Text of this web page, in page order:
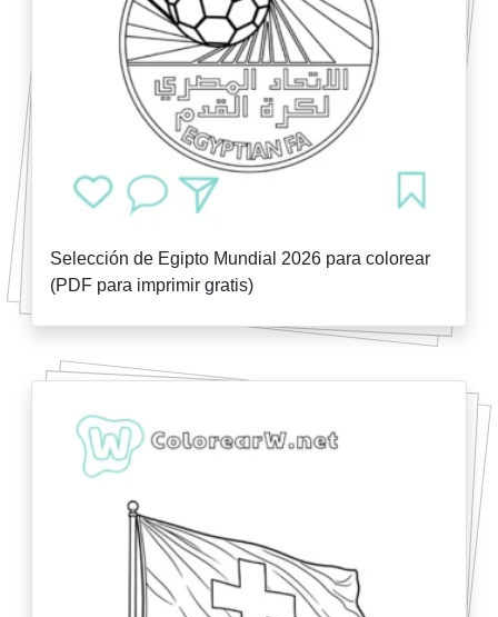
Selección de Egipto Mundial 2026 para colorear
(PDF para imprimir gratis)